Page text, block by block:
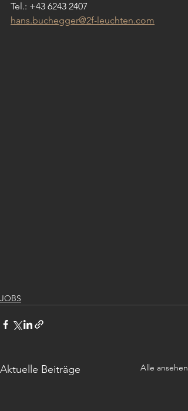
Tel.: +43 6243 2407
hans.buchegger@2f-leuchten.com
JOBS
Aktuelle Beiträge Alle ansehen